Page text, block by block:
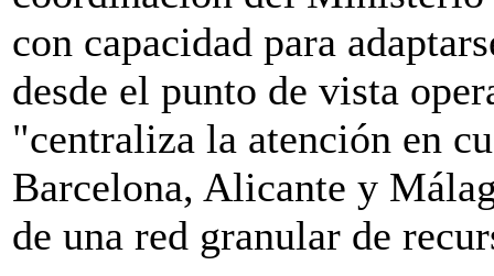
con capacidad para
desde el punto de vista
"centraliza la atención en
Barcelona, Alicante y
de una red granular de